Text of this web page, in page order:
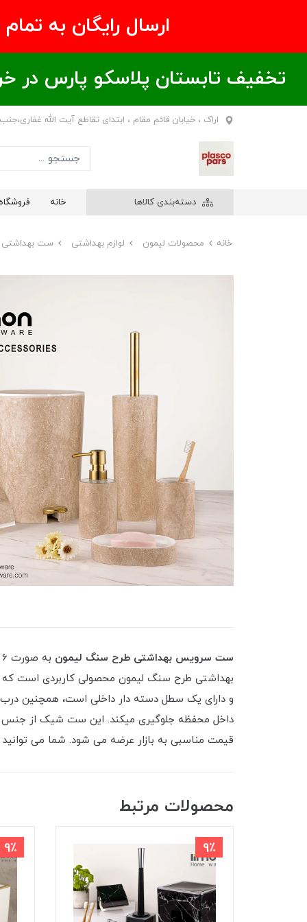
ارسال رایگان به تمام نقاط
تخفیف تابستان پلاسکو پارس در خریدهای بالای ۶00 هزار تومان /
اراک ، خیابان قائم مقام ، ابتدای تقاطع آیت الله
دسته‌بندی کالاها خانه فروشگاه
خانه محصولات لیمون لوازم بهداشتی ست بهداشتی
ست سرویس بهداشتی طرح سنگ لیمون
داخل محفظه جلوگیری میکند. این ست شیک از جنس
قیمت مناسبی به بازار عرضه می شود. شما می
محصولات مرتبط
9٪ 9٪